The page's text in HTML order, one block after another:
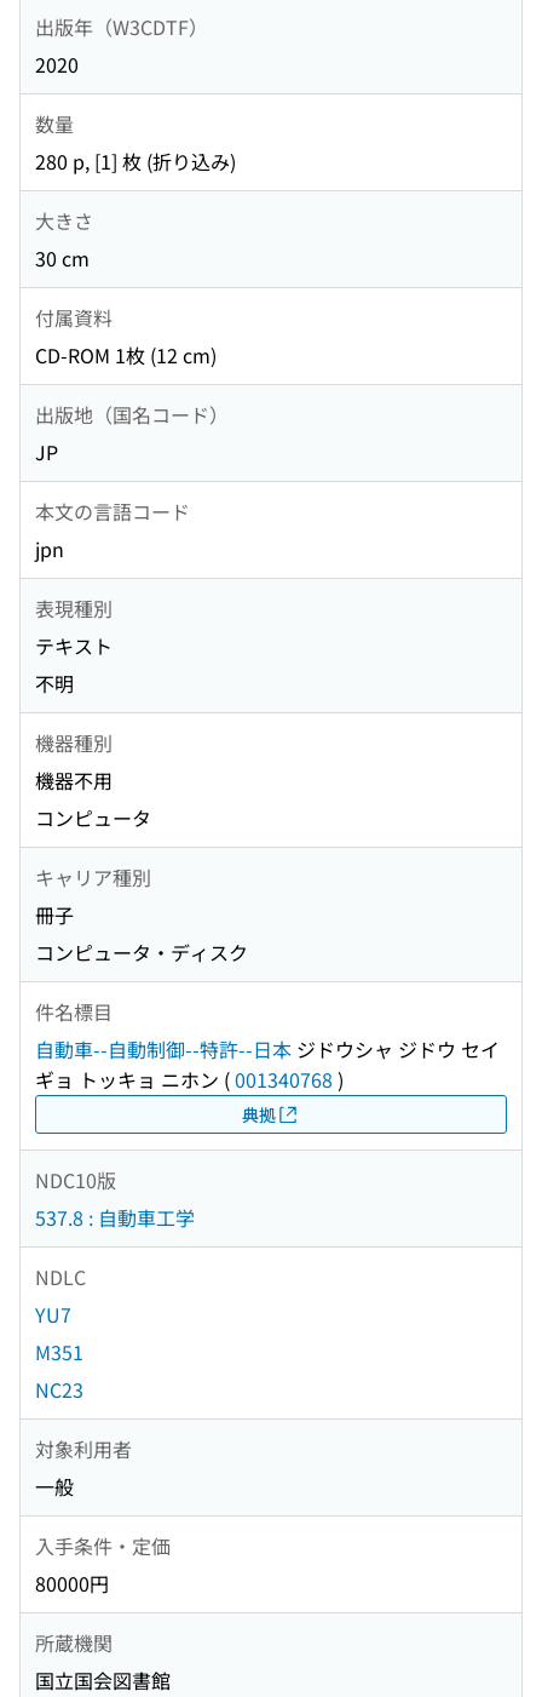
出版年（W3CDTF）
2020
数量
280 p, [1] 枚 (折り込み)
大きさ
30 cm
付属資料
CD-ROM 1枚 (12 cm)
出版地（国名コード）
JP
本文の言語コード
jpn
表現種別
テキスト
不明
機器種別
機器不用
コンピュータ
キャリア種別
冊子
コンピュータ・ディスク
件名標目
自動車--自動制御--特許--日本 ジドウシャ ジドウ セイ
ギョ トッキョ ニホン (001340768 )
典拠
NDC10版
537.8 : 自動車工学
NDLC
YU7
M351
NC23
対象利用者
一般
入手条件・定価
80000円
所蔵機関
国立国会図書館